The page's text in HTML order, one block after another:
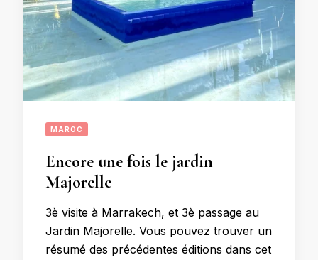
MAROC
Encore une fois le jardin
Majorelle
3è visite à Marrakech, et 3è passage au
Jardin Majorelle. Vous pouvez trouver un
résumé des précédentes éditions dans cet